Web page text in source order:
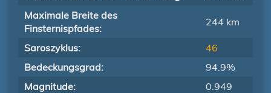
Maximale Breite des
Finsternispfades:
244 km
Saroszyklus:
46
Bedeckungsgrad:
94.9%
Magnitude:
0.949